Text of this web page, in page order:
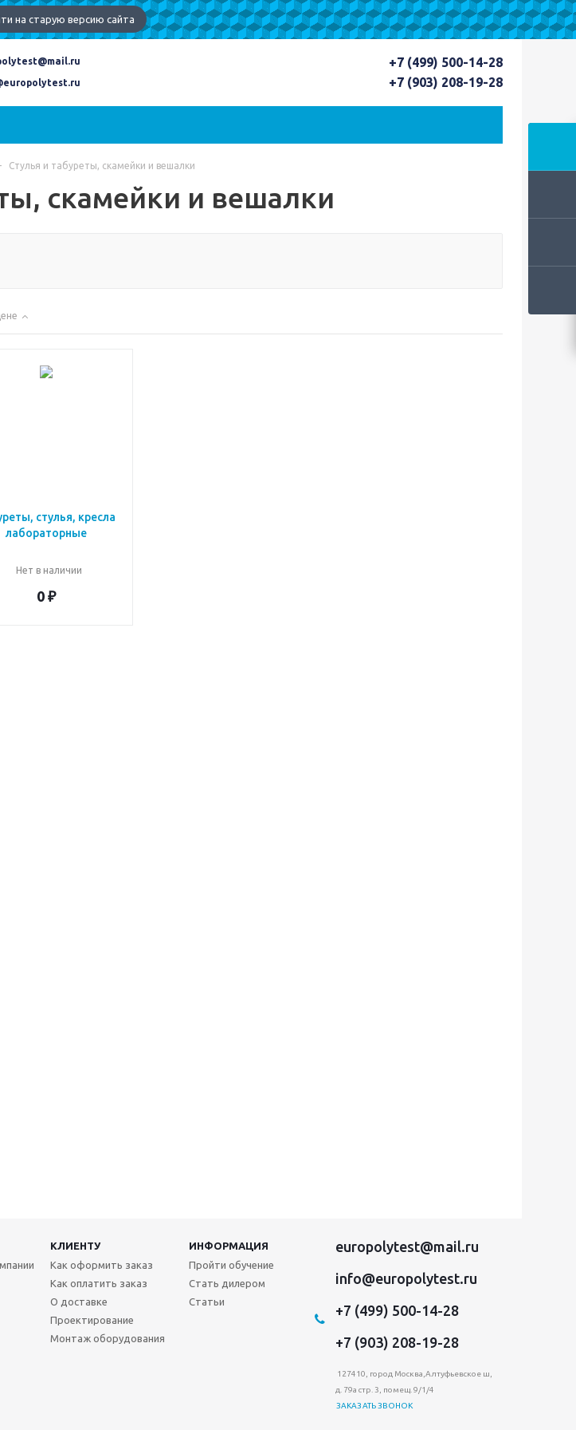
на старую версию сайта
+7 (499) 500-14-28
+7 (903) 208-19-28
- Стулья и табуреты, скамейки и вешалки
скамейки и вешалки
стулья, кресла
лабораторные
Нет в наличии
0 ₽
КЛИЕНТУ
ИНФОРМАЦИЯ
Как оформить заказ
Как оплатить заказ
О доставке
Проектирование
Монтаж оборудования
Пройти обучение
Стать дилером
Статьи
europolytest@mail.ru
info@europolytest.ru
+7 (499) 500-14-28
+7 (903) 208-19-28
127410, город Москва,Алтуфьевское ш,
д. 79а стр. 3, помещ. 9/1/4
ЗАКАЗАТЬ ЗВОНОК